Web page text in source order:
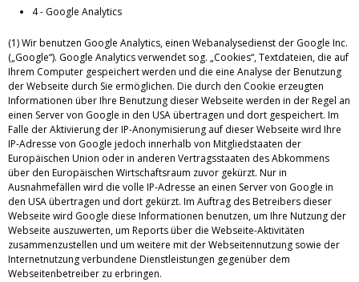
4 - Google Analytics
(1) Wir benutzen Google Analytics, einen Webanalysedienst der Google Inc.
(„Google“). Google Analytics verwendet sog. „Cookies“, Textdateien, die auf
Ihrem Computer gespeichert werden und die eine Analyse der Benutzung
der Webseite durch Sie ermöglichen. Die durch den Cookie erzeugten
Informationen über Ihre Benutzung dieser Webseite werden in der Regel an
einen Server von Google in den USA übertragen und dort gespeichert. Im
Falle der Aktivierung der IP-Anonymisierung auf dieser Webseite wird Ihre
IP-Adresse von Google jedoch innerhalb von Mitgliedstaaten der
Europäischen Union oder in anderen Vertragsstaaten des Abkommens
über den Europäischen Wirtschaftsraum zuvor gekürzt. Nur in
Ausnahmefällen wird die volle IP-Adresse an einen Server von Google in
den USA übertragen und dort gekürzt. Im Auftrag des Betreibers dieser
Webseite wird Google diese Informationen benutzen, um Ihre Nutzung der
Webseite auszuwerten, um Reports über die Webseite-Aktivitäten
zusammenzustellen und um weitere mit der Webseitennutzung sowie der
Internetnutzung verbundene Dienstleistungen gegenüber dem
Webseitenbetreiber zu erbringen.